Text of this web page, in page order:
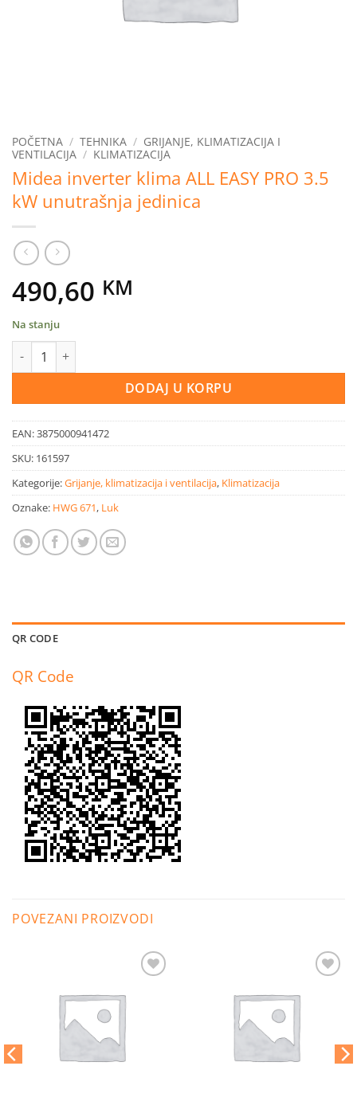
POČETNA / TEHNIKA / GRIJANJE, KLIMATIZACIJA I
VENTILACIJA / KLIMATIZACIJA
Midea inverter klima ALL EASY PRO 3.5
kW unutrašnja jedinica
490,60 KM
Na stanju
Midea inverter klima ALL EASY PRO 3.5 kW unutrašnja jedinica
DODAJ U KORPU
EAN:3875000941472
SKU: 161597
Kategorije:Grijanje, klimatizacija i ventilacija, Klimatizacija
Oznake: HWG 671, Luk
QR CODE
QR Code
POVEZANI PROIZVODI